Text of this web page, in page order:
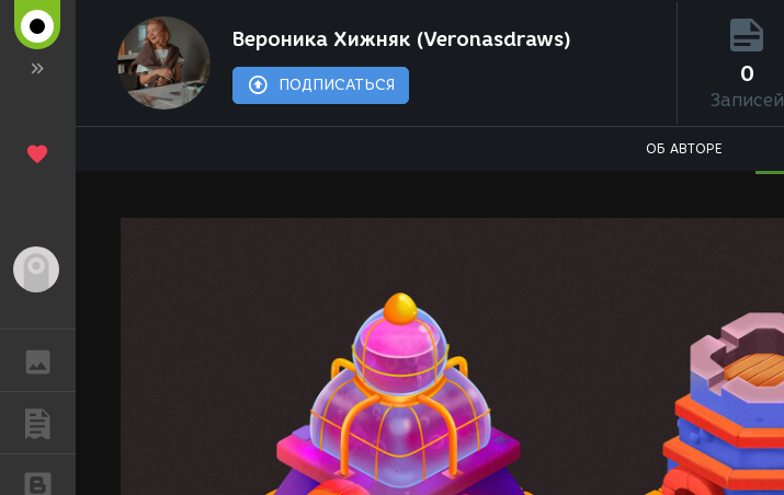
Вероника Хижняк (Veronasdraws)
ПОДПИСАТЬСЯ 0
Записей
ОБ АВТОРЕ